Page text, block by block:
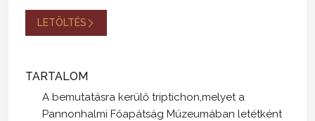
LETÖLTÉS
TARTALOM
A bemutatásra kerülő triptichon,melyet a
Pannonhalmi Főapátság Múzeumában letétként